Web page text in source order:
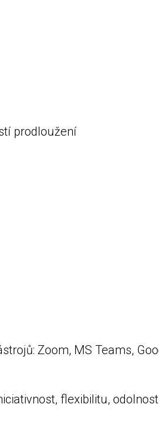
prodloužení
Zoom, MS Teams,
flexibilitu,